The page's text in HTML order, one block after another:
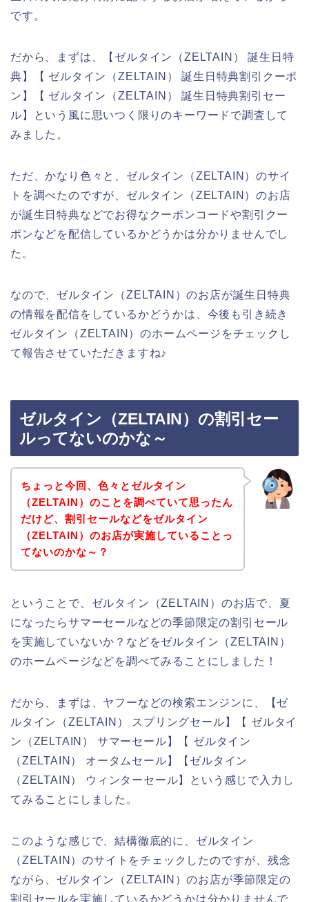
です。
だから、まずは、【ゼルタイン（ZELTAIN） 誕生日特
典】【 ゼルタイン（ZELTAIN） 誕生日特典割引クーポ
ン】【 ゼルタイン（ZELTAIN） 誕生日特典割引セー
ル】という風に思いつく限りのキーワードで調査して
みました。
ただ、かなり色々と、ゼルタイン（ZELTAIN）のサイ
トを調べたのですが、ゼルタイン（ZELTAIN）のお店
が誕生日特典などでお得なクーポンコードや割引クー
ポンなどを配信しているかどうかは分かりませんでし
た。
なので、ゼルタイン（ZELTAIN）のお店が誕生日特典
の情報を配信をしているかどうかは、今後も引き続き
ゼルタイン（ZELTAIN）のホームページをチェックし
て報告させていただきますね♪
ゼルタイン（ZELTAIN）の割引セー
ルってないのかな～
ちょっと今回、色々とゼルタイン
（ZELTAIN）のことを調べていて思ったん
だけど、割引セールなどをゼルタイン
（ZELTAIN）のお店が実施していることっ
てないのかな～？
ということで、ゼルタイン（ZELTAIN）のお店で、夏
になったらサマーセールなどの季節限定の割引セール
を実施していないか？などをゼルタイン（ZELTAIN）
のホームページなどを調べてみることにしました！
だから、まずは、ヤフーなどの検索エンジンに、【ゼ
ルタイン（ZELTAIN） スプリングセール】【 ゼルタイ
ン（ZELTAIN） サマーセール】【 ゼルタイン
（ZELTAIN） オータムセール】【ゼルタイン
（ZELTAIN） ウィンターセール】という感じで入力し
てみることにしました。
このような感じで、結構徹底的に、ゼルタイン
（ZELTAIN）のサイトをチェックしたのですが、残念
ながら、ゼルタイン（ZELTAIN）のお店が季節限定の
割引セールを実施しているかどうかは分かりませんで